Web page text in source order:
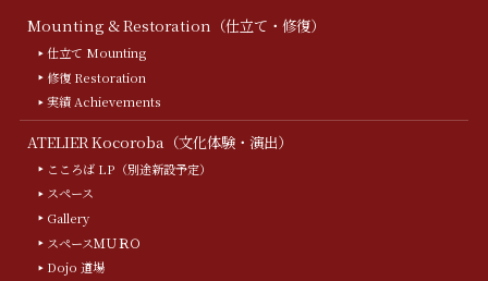
Mounting & Restoration（仕立て・修復）
仕立て Mounting
修復 Restoration
実績 Achievements
ATELIER Kocoroba（文化体験・演出）
こころば LP（別途新設予定）
スペース
Gallery
スペースＭＵＲＯ
Dojo 道場